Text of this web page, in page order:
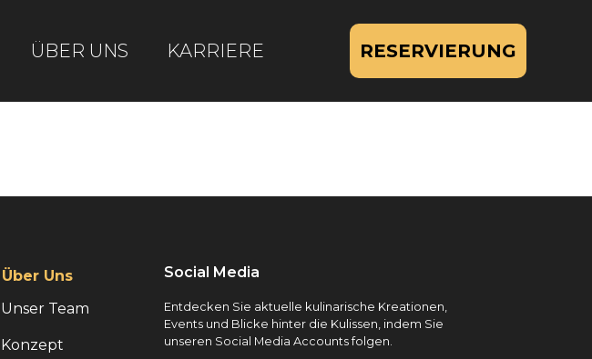
ÜBER UNS KARRIERE RESERVIERUNG
Über Uns
Unser Team
Konzept
Social Media
Entdecken Sie aktuelle kulinarische Kreationen,
Events und Blicke hinter die Kulissen, indem Sie
unseren Social Media Accounts folgen.